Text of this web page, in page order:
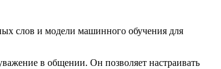
слов и модели машинного обучения для
в общении. Он позволяет настраивать